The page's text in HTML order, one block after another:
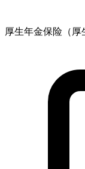
厚生年金保险（厚